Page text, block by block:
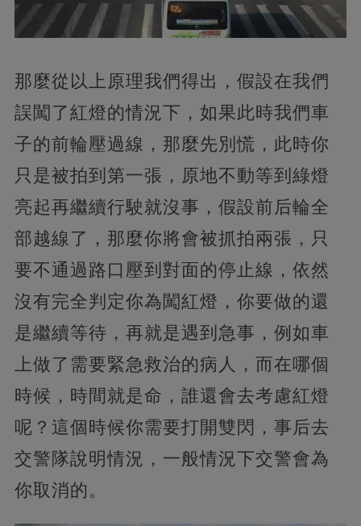
那麼從以上原理我們得出，假設在我們
誤闖了紅燈的情況下，如果此時我們車
子的前輪壓過線，那麼先別慌，此時你
只是被拍到第一張，原地不動等到綠燈
亮起再繼續行駛就沒事，假設前后輪全
部越線了，那麼你將會被抓拍兩張，只
要不通過路口壓到對面的停止線，依然
沒有完全判定你為闖紅燈，你要做的還
是繼續等待，再就是遇到急事，例如車
上做了需要緊急救治的病人，而在哪個
時候，時間就是命，誰還會去考慮紅燈
呢？這個時候你需要打開雙閃，事后去
交警隊說明情況，一般情況下交警會為
你取消的。